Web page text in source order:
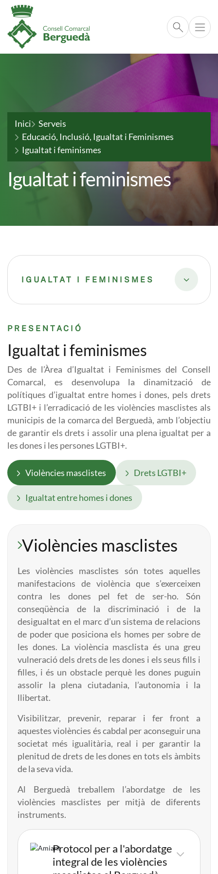
Cerca
Fil d'ariadna
Inici
Serveis
Educació, Inclusió, Igualtat i Feminismes
Igualtat i feminismes
Igualtat i feminismes
IGUALTAT I FEMINISMES
PRESENTACIÓ
Igualtat i feminismes
Des de l’Àrea d’Igualtat i Feminismes del Consell
Comarcal, es desenvolupa la dinamització de
polítiques d’igualtat entre homes i dones, pels drets
LGTBI+ i l’erradicació de les violències masclistes als
municipis de la comarca del Berguedà, amb l’objectiu
de garantir els drets i assolir una plena igualtat per a
les dones i les persones LGTBI+.
Violències masclistes Drets LGTBI+
Igualtat entre homes i dones
Violències masclistes
Les violències masclistes són totes aquelles
manifestacions de violència que s’exerceixen
contra les dones pel fet de ser-ho. Són
conseqüència de la discriminació i de la
desigualtat en el marc d’un sistema de relacions
de poder que posiciona els homes per sobre de
les dones. La violència masclista és una greu
vulneració dels drets de les dones i els seus fills i
filles, i és un obstacle perquè les dones puguin
assolir la plena ciutadania, l’autonomia i la
llibertat.
Visibilitzar, prevenir, reparar i fer front a
aquestes violències és cabdal per aconseguir una
societat més igualitària, real i per garantir la
plenitud de drets de les dones en tots els àmbits
de la seva vida.
Al Berguedà treballem l’abordatge de les
violències masclistes per mitjà de diferents
instruments.
Imatge Protocol per a l'abordatge
integral de les violències